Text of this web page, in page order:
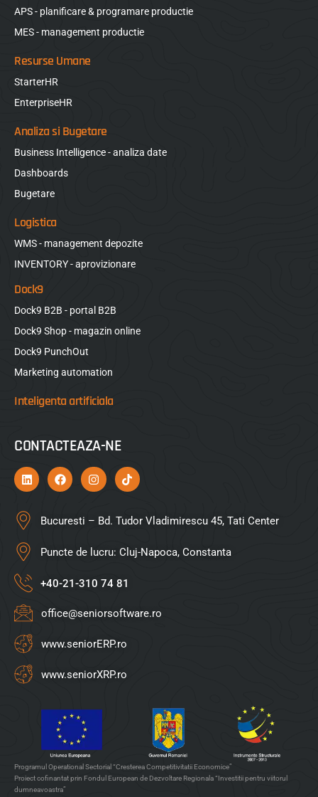
APS - planificare & programare productie
MES - management productie
Resurse Umane
StarterHR
EnterpriseHR
Analiza si Bugetare
Business Intelligence - analiza date
Dashboards
Bugetare
Logistica
WMS - management depozite
INVENTORY - aprovizionare
Dock9
Dock9 B2B - portal B2B
Dock9 Shop - magazin online
Dock9 PunchOut
Marketing automation
Inteligenta artificiala
Programul Operational Sectorial “Cresterea Competitivitatii Economice”
Proiect cofinantat prin Fondul European de Dezvoltare Regionala “Investitii pentru viitorul
dumneavoastra”
CONTACTEAZA-NE
Bucuresti – Bd. Tudor Vladimirescu 45, Tati Center
Puncte de lucru: Cluj-Napoca, Constanta
+40-21-310 74 81
office@seniorsoftware.ro
www.seniorERP.ro
www.seniorXRP.ro